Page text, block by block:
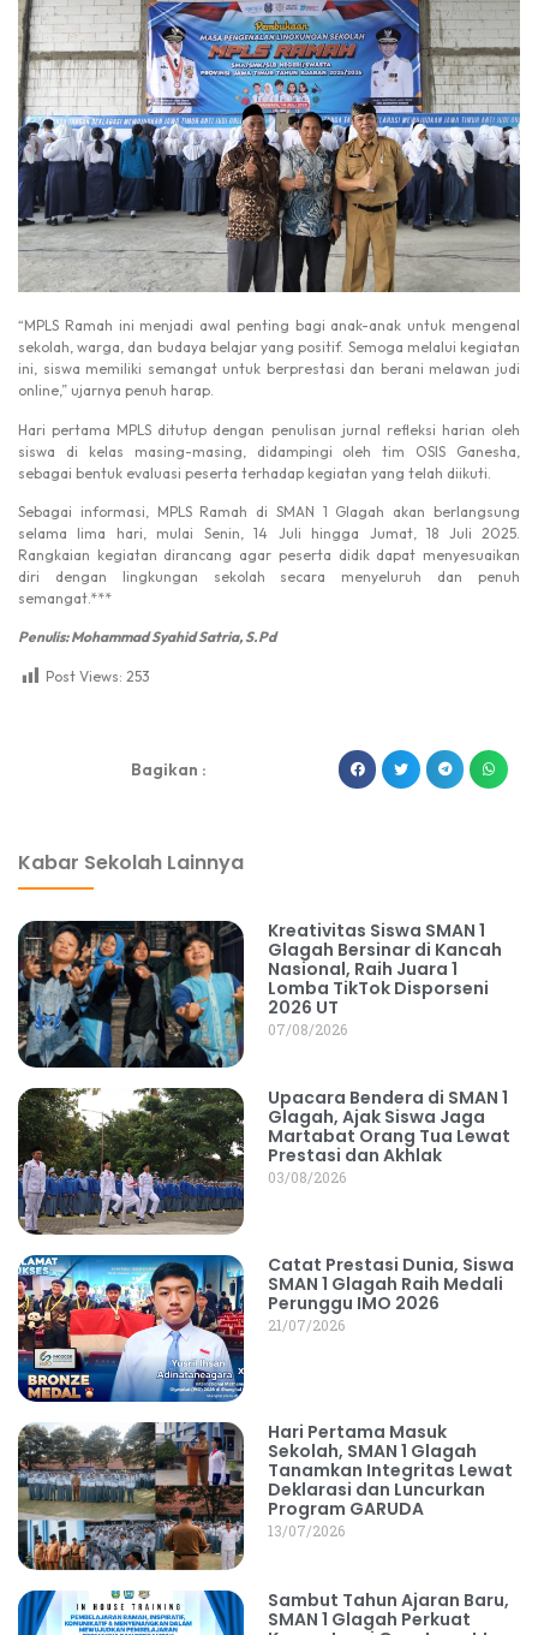
“MPLS Ramah ini menjadi awal penting bagi anak-anak untuk mengenal
sekolah, warga, dan budaya belajar yang positif. Semoga melalui kegiatan
ini, siswa memiliki semangat untuk berprestasi dan berani melawan judi
online,” ujarnya penuh harap.
Hari pertama MPLS ditutup dengan penulisan jurnal refleksi harian oleh
siswa di kelas masing-masing, didampingi oleh tim OSIS Ganesha,
sebagai bentuk evaluasi peserta terhadap kegiatan yang telah diikuti.
Sebagai informasi, MPLS Ramah di SMAN 1 Glagah akan berlangsung
selama lima hari, mulai Senin, 14 Juli hingga Jumat, 18 Juli 2025.
Rangkaian kegiatan dirancang agar peserta didik dapat menyesuaikan
diri dengan lingkungan sekolah secara menyeluruh dan penuh
semangat.***
Penulis: Mohammad Syahid Satria, S.Pd
Post Views: 253
Bagikan :
Kabar Sekolah Lainnya
Kreativitas Siswa SMAN 1
Glagah Bersinar di Kancah
Nasional, Raih Juara 1
Lomba TikTok Disporseni
2026 UT
07/08/2026
Upacara Bendera di SMAN 1
Glagah, Ajak Siswa Jaga
Martabat Orang Tua Lewat
Prestasi dan Akhlak
03/08/2026
Catat Prestasi Dunia, Siswa
SMAN 1 Glagah Raih Medali
Perunggu IMO 2026
21/07/2026
Hari Pertama Masuk
Sekolah, SMAN 1 Glagah
Tanamkan Integritas Lewat
Deklarasi dan Luncurkan
Program GARUDA
13/07/2026
Sambut Tahun Ajaran Baru,
SMAN 1 Glagah Perkuat